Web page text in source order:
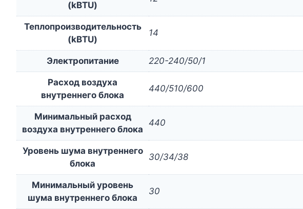
(kBTU)
Теплопроизводительность
(kBTU)
14
Электропитание 220-240/50/1
Расход воздуха
внутреннего блока
440/510/600
Минимальный расход
воздуха внутреннего блока
440
Уровень шума внутреннего
блока
30/34/38
Минимальный уровень
шума внутреннего блока
30